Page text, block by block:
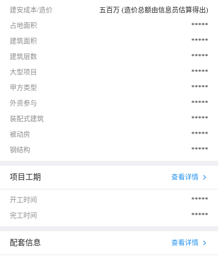
建安成本/造价 五百万 (造价总额由信息员估算得出)
占地面积 *****
建筑面积 *****
建筑层数 *****
大型项目 *****
甲方类型 *****
外资参与 *****
装配式建筑 *****
被动房 *****
钢结构 *****
项目工期 查看详情
开工时间 *****
完工时间 *****
配套信息 查看详情